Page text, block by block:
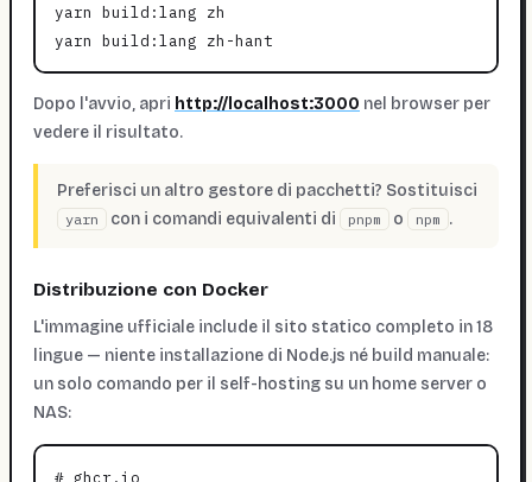
yarn build:lang zh
Dopo l'avvio, apri http://localhost:3000 nel browser per
vedere il risultato.
Preferisci un altro gestore di pacchetti? Sostituisci
yarn con i comandi equivalenti di pnpm o npm .
Distribuzione con Docker
L'immagine ufficiale include il sito statico completo in 18
lingue — niente installazione di Node.js né build manuale:
un solo comando per il self-hosting su un home server o
NAS:
# ghcr.io